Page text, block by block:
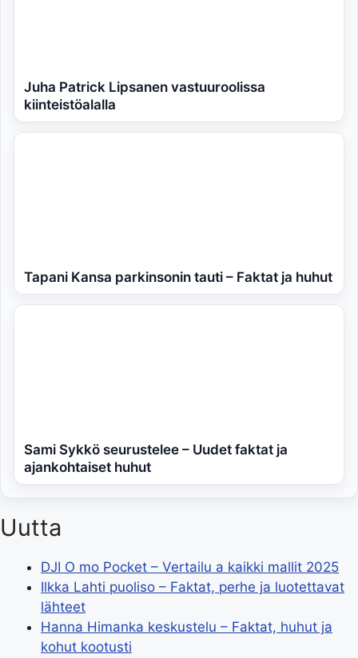
Juha Patrick Lipsanen vastuuroolissa
kiinteistöalalla
Tapani Kansa parkinsonin tauti – Faktat ja huhut
Sami Sykkö seurustelee – Uudet faktat ja
ajankohtaiset huhut
Uutta
DJI O mo Pocket – Vertailu a kaikki mallit 2025
Ilkka Lahti puoliso – Faktat, perhe ja luotettavat
lähteet
Hanna Himanka keskustelu – Faktat, huhut ja
kohut kootusti